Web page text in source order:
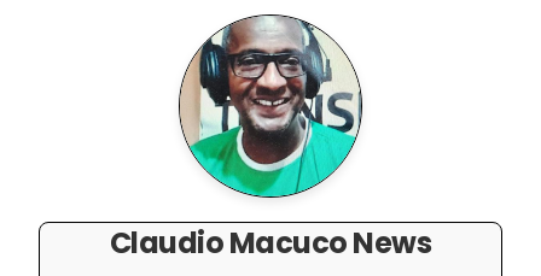
Claudio Macuco News